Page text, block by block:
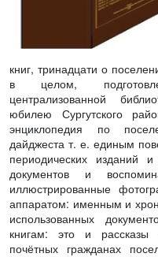
книг, тринадцати о
в целом,
централизованной
юбилею Сургутского
энциклопедия по
дайджеста т. е. единым
периодических изданий
документов и
иллюстрированные
аппаратом: именным и
использованных
книгам: это и рассказы
почётных гражданах